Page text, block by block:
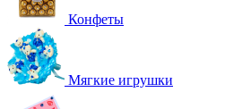
Конфеты
Мягкие игрушки